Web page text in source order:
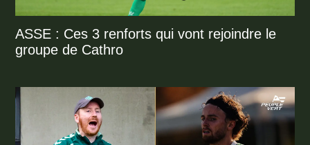
ASSE : Ces 3 renforts qui vont rejoindre le
groupe de Cathro